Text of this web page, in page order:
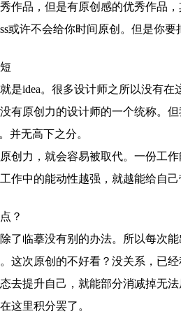
品，但是有原创感的优秀作品，
或许不会给你时间原创。但是你
idea。很多设计师之所以没有在
有原创力的设计师的一个统称。
并无高下之分。
力，就会容易被取代。一份工作
作中的能动性越强，就越能给自己
？
临摹没有别的办法。所以每次能
这次原创的不好看？没关系，已
去提升自己，就能部分消减掉无
这里积分罢了。